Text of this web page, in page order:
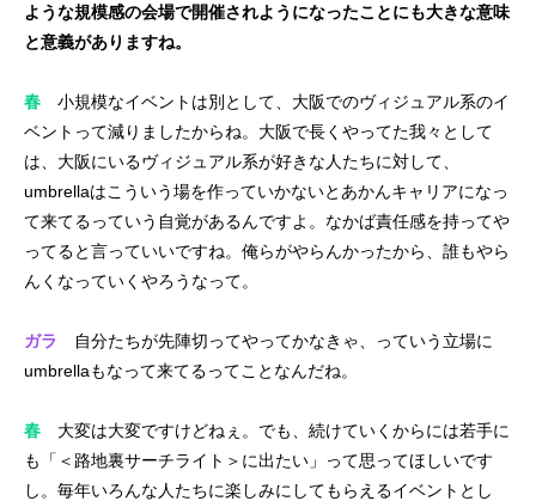
ような規模感の会場で開催されようになったことにも大きな意味
と意義がありますね。
春 小規模なイベントは別として、大阪でのヴィジュアル系のイ
ベントって減りましたからね。大阪で長くやってた我々として
は、大阪にいるヴィジュアル系が好きな人たちに対して、
umbrellaはこういう場を作っていかないとあかんキャリアになっ
て来てるっていう自覚があるんですよ。なかば責任感を持ってや
ってると言っていいですね。俺らがやらんかったから、誰もやら
んくなっていくやろうなって。
ガラ
自分たちが先陣切ってやってかなきゃ、っていう立場に
umbrellaもなって来てるってことなんだね。
春 大変は大変ですけどねぇ。でも、続けていくからには若手に
も「＜路地裏サーチライト＞に出たい」って思ってほしいです
し。毎年いろんな人たちに楽しみにしてもらえるイベントとし